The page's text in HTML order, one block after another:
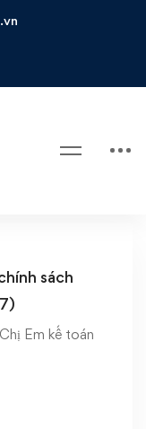
Tháng 12/2017
sách
sách
Em kế toán